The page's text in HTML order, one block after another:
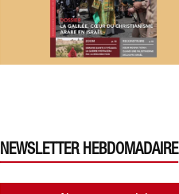
NEWSLETTER HEBDOMADAIRE